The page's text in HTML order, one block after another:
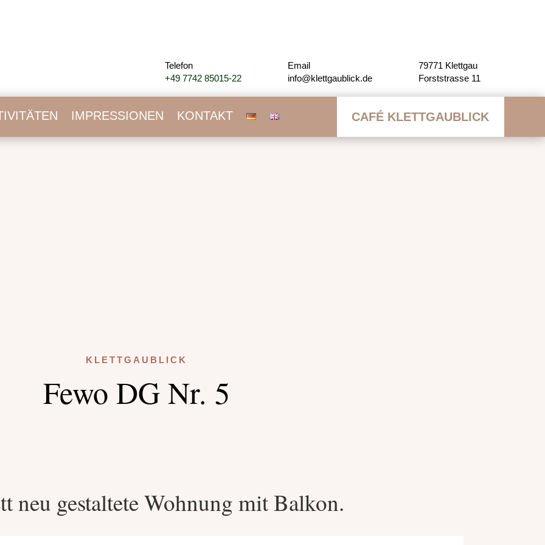
Telefon
+49 7742 85015-22
Email
info@klettgaublick.de
79771 Klettgau
Forststrasse 11
IMPRESSIONEN KONTAKT CAFÉ KLETTGAUBLICK
KLETTGAUBLICK
Fewo DG Nr. 5
neu gestaltete Wohnung mit Balkon.